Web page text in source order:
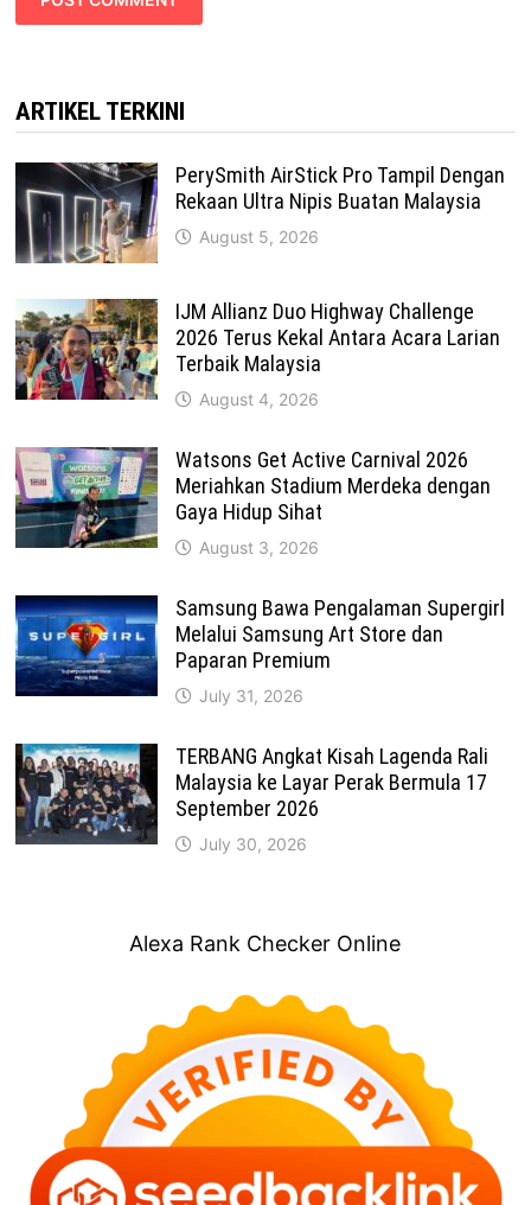
ARTIKEL TERKINI
PerySmith AirStick Pro Tampil Dengan
Rekaan Ultra Nipis Buatan Malaysia
August 5, 2026
IJM Allianz Duo Highway Challenge
2026 Terus Kekal Antara Acara Larian
Terbaik Malaysia
August 4, 2026
Watsons Get Active Carnival 2026
Meriahkan Stadium Merdeka dengan
Gaya Hidup Sihat
August 3, 2026
Samsung Bawa Pengalaman Supergirl
Melalui Samsung Art Store dan
Paparan Premium
July 31, 2026
TERBANG Angkat Kisah Lagenda Rali
Malaysia ke Layar Perak Bermula 17
September 2026
July 30, 2026
Alexa Rank Checker Online